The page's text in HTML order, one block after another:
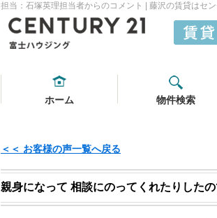
担当：石塚英理担当者からのコメント | 藤沢の賃貸はセ
ホーム 物件検索
＜＜ お客様の声一覧へ戻る
親身になって 相談にのってくれたりした